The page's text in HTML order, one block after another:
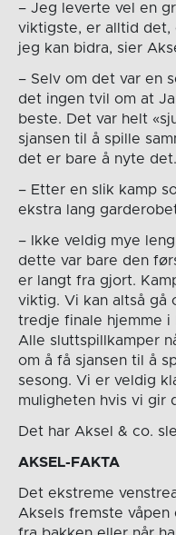
– Jeg leverte vel en
viktigste, er alltid det,
jeg kan bidra, sier
– Selv om det var en
det ingen tvil om at
beste. Det var helt
sjansen til å spille
det er bare å nyte det.
– Etter en slik kamp
ekstra lang
– Ikke veldig mye
dette var bare den
er langt fra gjort.
viktig. Vi kan altså gå
tredje finale hjemme i
Alle sluttspillkamper
om å få sjansen til å
sesong. Vi er veldig
muligheten hvis vi gir
Det har Aksel & co.
AKSEL-FAKTA
Det ekstreme
Aksels fremste